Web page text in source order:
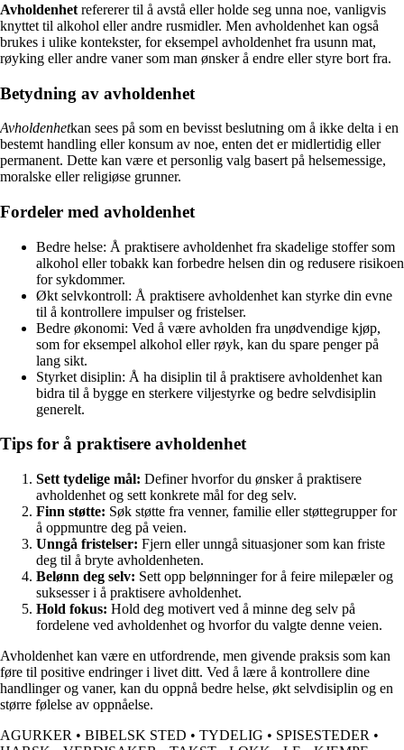
Avholdenhet refererer til å avstå eller holde seg unna noe, vanligvis
knyttet til alkohol eller andre rusmidler. Men avholdenhet kan også
brukes i ulike kontekster, for eksempel avholdenhet fra usunn mat,
røyking eller andre vaner som man ønsker å endre eller styre bort fra.
Betydning av avholdenhet
Avholdenhetkan sees på som en bevisst beslutning om å ikke delta i en
bestemt handling eller konsum av noe, enten det er midlertidig eller
permanent. Dette kan være et personlig valg basert på helsemessige,
moralske eller religiøse grunner.
Fordeler med avholdenhet
Bedre helse: Å praktisere avholdenhet fra skadelige stoffer som
alkohol eller tobakk kan forbedre helsen din og redusere risikoen
for sykdommer.
Økt selvkontroll: Å praktisere avholdenhet kan styrke din evne
til å kontrollere impulser og fristelser.
Bedre økonomi: Ved å være avholden fra unødvendige kjøp,
som for eksempel alkohol eller røyk, kan du spare penger på
lang sikt.
Styrket disiplin: Å ha disiplin til å praktisere avholdenhet kan
bidra til å bygge en sterkere viljestyrke og bedre selvdisiplin
generelt.
Tips for å praktisere avholdenhet
Sett tydelige mål: Definer hvorfor du ønsker å praktisere
avholdenhet og sett konkrete mål for deg selv.
Finn støtte: Søk støtte fra venner, familie eller støttegrupper for
å oppmuntre deg på veien.
Unngå fristelser: Fjern eller unngå situasjoner som kan friste
deg til å bryte avholdenheten.
Belønn deg selv: Sett opp belønninger for å feire milepæler og
suksesser i å praktisere avholdenhet.
Hold fokus: Hold deg motivert ved å minne deg selv på
fordelene ved avholdenhet og hvorfor du valgte denne veien.
Avholdenhet kan være en utfordrende, men givende praksis som kan
føre til positive endringer i livet ditt. Ved å lære å kontrollere dine
handlinger og vaner, kan du oppnå bedre helse, økt selvdisiplin og en
større følelse av oppnåelse.
AGURKER • BIBELSK STED • TYDELIG • SPISESTEDER •